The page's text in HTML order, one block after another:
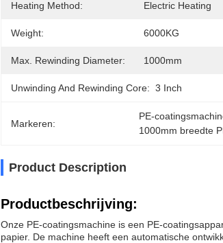
Heating Method: Electric Heating
Weight: 6000KG
Max. Rewinding Diameter: 1000mm
Unwinding And Rewinding Core: 3 Inch
Markeren:
PE-
1000mm breedte
Product Description
Productbeschrijving:
Onze PE-coatingsmachine is een PE-
papier. De machine heeft een automatische